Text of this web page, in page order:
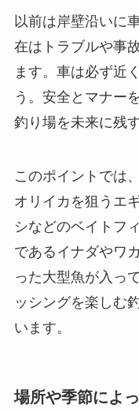
以前は岸壁沿いに
在はトラブルや事
ます。車は必ず近
う。安全とマナー
釣り場を未来に残
このポイントでは
オリイカを狙うエ
シなどのベイトフ
であるイナダやワ
った大型魚が入っ
ッシングを楽しむ
います。
場所や季節によ